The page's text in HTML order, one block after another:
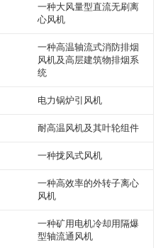
一种大风量型直流无刷离
心风机
一种高温轴流式消防排烟
风机及高层建筑物排烟系
统
电力锅炉引风机
耐高温风机及其叶轮组件
一种拢风式风机
一种高效率的外转子离心
风机
一种矿用电机冷却用隔爆
型轴流通风机